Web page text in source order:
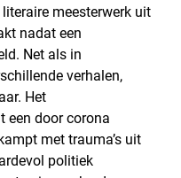
meesterwerk uit
nadat een
Net als in
verhalen,
Het
een door corona
met trauma’s uit
politiek